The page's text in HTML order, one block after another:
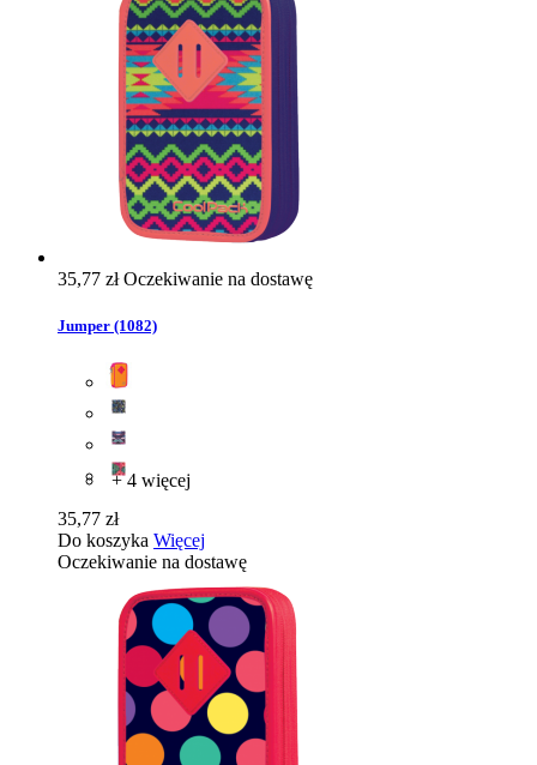
35,77 złOczekiwanie na dostawę
Jumper (1082)
+ 4 więcej
35,77 zł
Do koszyka Więcej
Oczekiwanie na dostawę